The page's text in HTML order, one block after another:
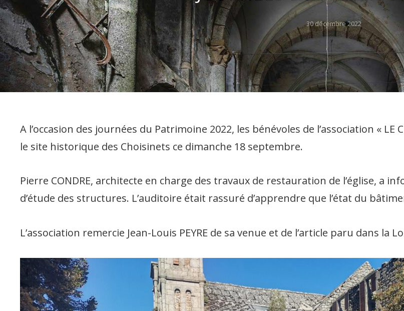
Posted
on
30 décembre 2022
A l’occasion des journées du Patrimoine 2022, les bénévoles de l’association «
le site historique des Choisinets ce dimanche 18 septembre.
Pierre CONDRE, architecte en charge des travaux de restauration de l’église, a
d’étude des structures. L’auditoire était rassuré d’apprendre que l’état du
L’association remercie Jean-Louis PEYRE de sa venue et de l’article paru dans la